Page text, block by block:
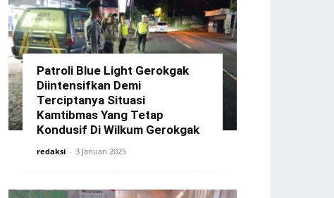
Patroli Blue Light Gerokgak
Diintensifkan Demi
Terciptanya Situasi
Kamtibmas Yang Tetap
Kondusif Di Wilkum Gerokgak
redaksi - 3 Januari 2025